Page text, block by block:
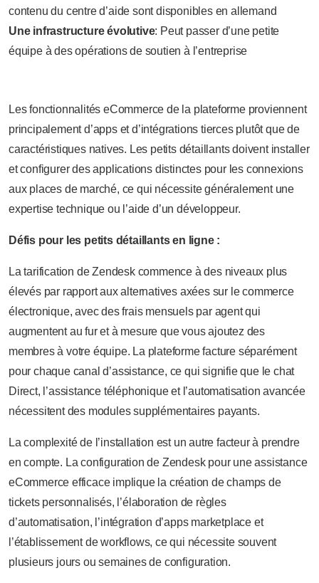
contenu du centre d’aide sont disponibles en allemand
Une infrastructure évolutive: Peut passer d’une petite
équipe à des opérations de soutien à l’entreprise
Les fonctionnalités eCommerce de la plateforme proviennent
principalement d’apps et d’intégrations tierces plutôt que de
caractéristiques natives. Les petits détaillants doivent installer
et configurer des applications distinctes pour les connexions
aux places de marché, ce qui nécessite généralement une
expertise technique ou l’aide d’un développeur.
Défis pour les petits détaillants en ligne :
La tarification de Zendesk commence à des niveaux plus
élevés par rapport aux alternatives axées sur le commerce
électronique, avec des frais mensuels par agent qui
augmentent au fur et à mesure que vous ajoutez des
membres à votre équipe. La plateforme facture séparément
pour chaque canal d’assistance, ce qui signifie que le chat
Direct, l’assistance téléphonique et l’automatisation avancée
nécessitent des modules supplémentaires payants.
La complexité de l’installation est un autre facteur à prendre
en compte. La configuration de Zendesk pour une assistance
eCommerce efficace implique la création de champs de
tickets personnalisés, l’élaboration de règles
d’automatisation, l’intégration d’apps marketplace et
l’établissement de workflows, ce qui nécessite souvent
plusieurs jours ou semaines de configuration.